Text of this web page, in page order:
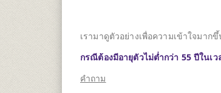
เรามาดูตัวอย่างเพื่อความเข้าใจมากขึ้
กรณีต้องมีอายุตัวไม่ต่ำกว่า 55 ปีในเ
คำถาม